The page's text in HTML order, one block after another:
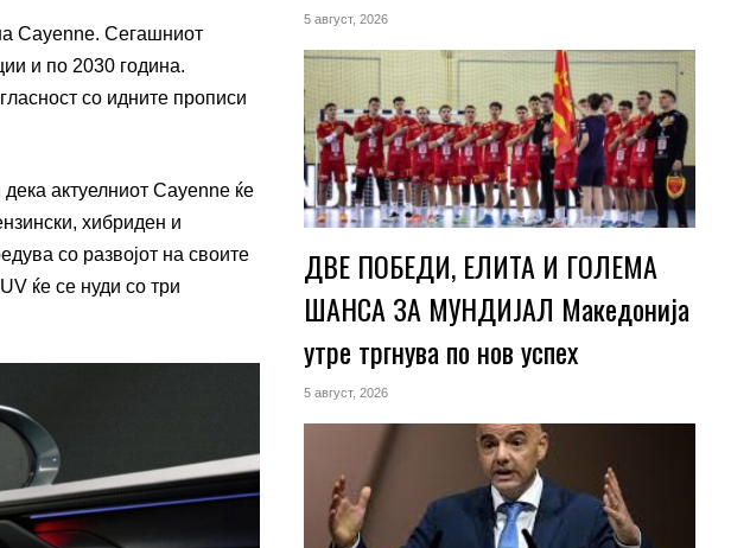
Cayenne. Сегашниот
и по 2030 година.
со идните прописи
актуелниот Cayenne ќе
хибриден и
со развојот на своите
ќе се нуди со три
5 август, 2026
ДВЕ ПОБЕДИ, ЕЛИТА И ГОЛЕМА
ШАНСА ЗА МУНДИЈАЛ Македонија
утре тргнува по нов успех
5 август, 2026